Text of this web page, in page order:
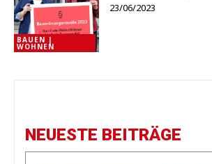
BAUEN |
WOHNEN
23/06/2023
NEUESTE BEITRÄGE